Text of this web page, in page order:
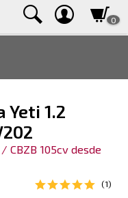
0
Yeti 1.2
CBZB 105cv desde
(1)